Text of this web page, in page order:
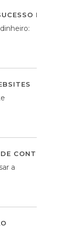
DE
CONTEÚDOS
a